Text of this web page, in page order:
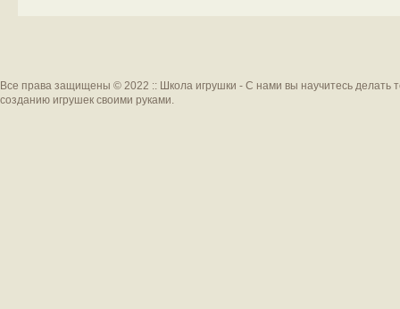
Все права защищены © 2022 :: Школа игрушки - С нами вы научитесь делать
созданию игрушек своими руками.